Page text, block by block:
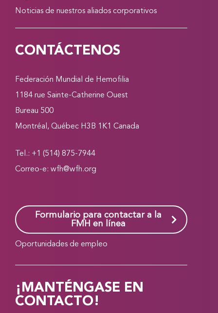
Noticias de nuestros aliados corporativos
CONTÁCTENOS
Federación Mundial de Hemofilia
1184 rue Sainte-Catherine Ouest
Bureau 500
Montréal, Québec H3B 1K1 Canada
Tel.: +1 (514) 875-7944
Correo-e:wfh@wfh.org
Formulario para contactar a la
FMH en línea
Oportunidades de empleo
¡MANTÉNGASE EN
CONTACTO!